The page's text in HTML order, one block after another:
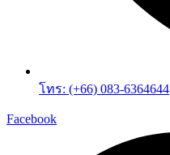
โทร: (+66) 083-6364644
Facebook